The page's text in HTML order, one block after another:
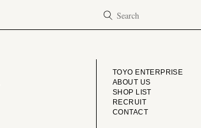
COMPANY
TOYO ENTERPRISE
ABOUT US
SHOP LIST
RECRUIT
CONTACT